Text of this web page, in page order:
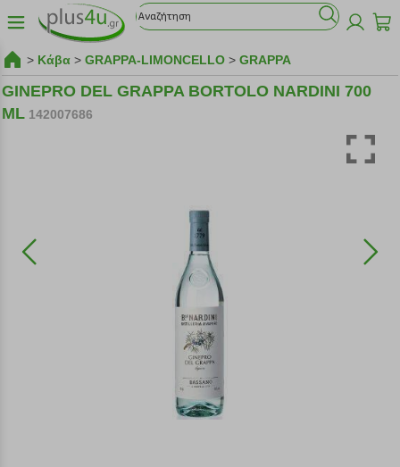
> Κάβα > GRAPPA-LIMONCELLO > GRAPPA
GINEPRO DEL GRAPPA BORTOLO NARDINI 700
ML 142007686